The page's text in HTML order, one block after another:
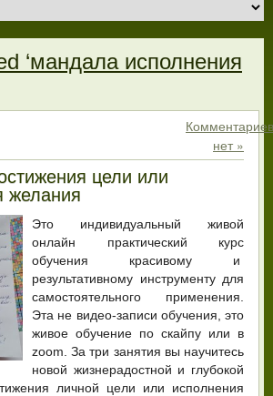
‘мандала исполнения
Комментариев
нет »
цели или
желания
Это индивидуальный живой
онлайн практический курс
обучения красивому и
результативному инструменту для
самостоятельного применения.
Эта не видео-записи обучения, это
живое обучение по скайпу или в
zoom. За три занятия вы научитесь
новой жизнерадостной и глубокой
личной цели или исполнения